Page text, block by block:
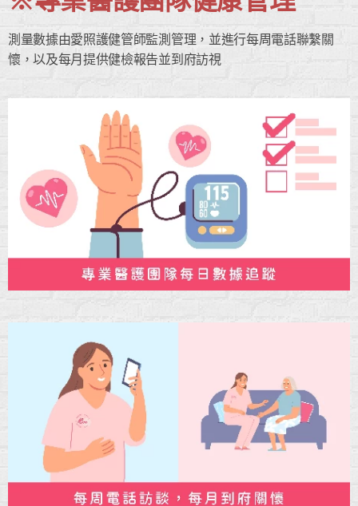
測量數據由愛照護健管師監測管理，並進行每周電話聯繫關
懷，以及每月提供健檢報告並到府訪視